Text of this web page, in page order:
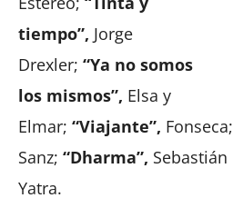
tiempo”, Jorge
Drexler; “Ya no somos
los mismos”, Elsa y
Elmar; “Viajante”, Fonseca;
Sanz; “Dharma”, Sebastián
Yatra.